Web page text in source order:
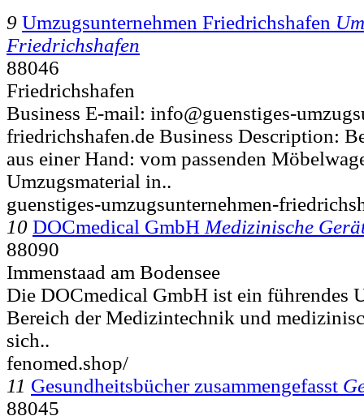
9 Umzugsunternehmen Friedrichshafen
Friedrichshafen
88046
Friedrichshafen
Business E-mail: info@guenstiges-
friedrichshafen.de Business Description:
aus einer Hand: vom passenden
Umzugsmaterial in..
guenstiges-umzugsunternehmen-
10 DOCmedical GmbH Medizinische
88090
Immenstaad am Bodensee
Die DOCmedical GmbH ist ein führendes
Bereich der Medizintechnik und
sich..
fenomed.shop/
11 Gesundheitsbücher zusammengefasst
88045